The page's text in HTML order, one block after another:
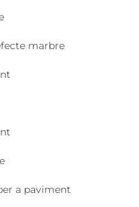
marbre
a paviment